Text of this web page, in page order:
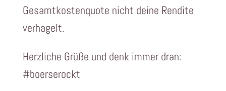
Gesamtkostenquote nicht deine Rendite
verhagelt.
Herzliche Grüße und denk immer dran:
#boerserockt